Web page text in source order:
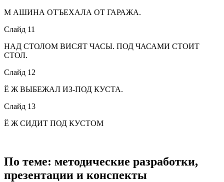
М АШИНА ОТЪЕХАЛА ОТ ГАРАЖА.
Слайд 11
НАД СТОЛОМ ВИСЯТ ЧАСЫ. ПОД ЧАСАМИ СТОИТ
СТОЛ.
Слайд 12
Ё Ж ВЫБЕЖАЛ ИЗ-ПОД КУСТА.
Слайд 13
Ё Ж СИДИТ ПОД КУСТОМ
По теме: методические разработки,
презентации и конспекты